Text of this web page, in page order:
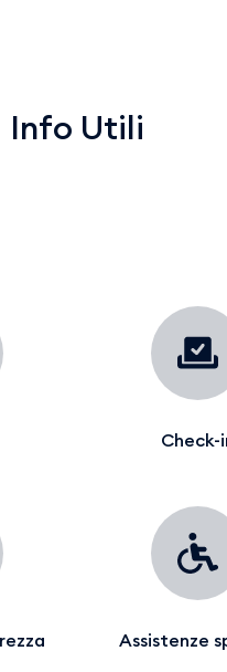
Info Utili
Check-
Assistenze